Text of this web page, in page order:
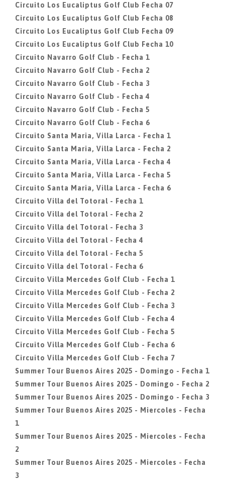
Circuito Los Eucaliptus Golf Club Fecha 07
Circuito Los Eucaliptus Golf Club Fecha 08
Circuito Los Eucaliptus Golf Club Fecha 09
Circuito Los Eucaliptus Golf Club Fecha 10
Circuito Navarro Golf Club - Fecha 1
Circuito Navarro Golf Club - Fecha 2
Circuito Navarro Golf Club - Fecha 3
Circuito Navarro Golf Club - Fecha 4
Circuito Navarro Golf Club - Fecha 5
Circuito Navarro Golf Club - Fecha 6
Circuito Santa Maria, Villa Larca - Fecha 1
Circuito Santa Maria, Villa Larca - Fecha 2
Circuito Santa Maria, Villa Larca - Fecha 4
Circuito Santa Maria, Villa Larca - Fecha 5
Circuito Santa Maria, Villa Larca - Fecha 6
Circuito Villa del Totoral - Fecha 1
Circuito Villa del Totoral - Fecha 2
Circuito Villa del Totoral - Fecha 3
Circuito Villa del Totoral - Fecha 4
Circuito Villa del Totoral - Fecha 5
Circuito Villa del Totoral - Fecha 6
Circuito Villa Mercedes Golf Club - Fecha 1
Circuito Villa Mercedes Golf Club - Fecha 2
Circuito Villa Mercedes Golf Club - Fecha 3
Circuito Villa Mercedes Golf Club - Fecha 4
Circuito Villa Mercedes Golf Club - Fecha 5
Circuito Villa Mercedes Golf Club - Fecha 6
Circuito Villa Mercedes Golf Club - Fecha 7
Summer Tour Buenos Aires 2025 - Domingo - Fecha 1
Summer Tour Buenos Aires 2025 - Domingo - Fecha 2
Summer Tour Buenos Aires 2025 - Domingo - Fecha 3
Summer Tour Buenos Aires 2025 - Miercoles - Fecha
1
Summer Tour Buenos Aires 2025 - Miercoles - Fecha
2
Summer Tour Buenos Aires 2025 - Miercoles - Fecha
3